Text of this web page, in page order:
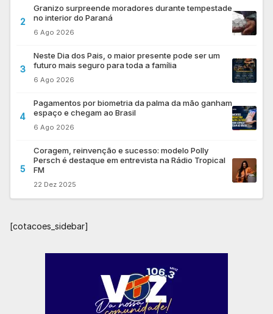
2
Granizo surpreende moradores durante tempestade
no interior do Paraná
6 Ago 2026
3
Neste Dia dos Pais, o maior presente pode ser um
futuro mais seguro para toda a família
6 Ago 2026
4
Pagamentos por biometria da palma da mão ganham
espaço e chegam ao Brasil
6 Ago 2026
5
Coragem, reinvenção e sucesso: modelo Polly
Persch é destaque em entrevista na Rádio Tropical
FM
22 Dez 2025
[cotacoes_sidebar]